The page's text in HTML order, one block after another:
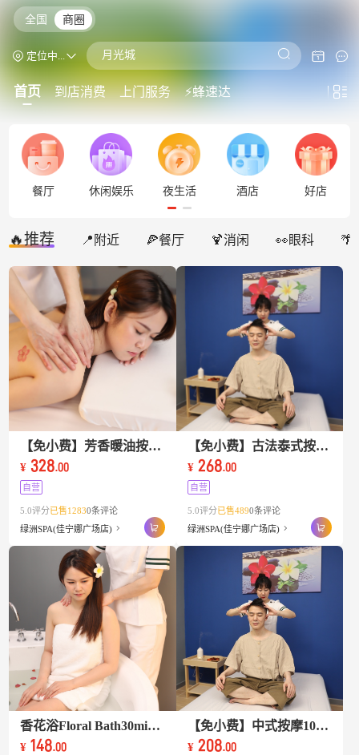
全国 商圈
定位中... 月光城
一家大细
按摩自助餐
温泉
首页 到店消费 上门服务 ⚡蜂速达
餐厅 休闲娱乐 夜生活 酒店 好店
🔥推荐 📍附近 🍕餐厅 🍹消闲 👀眼科 🌴
【免小费】芳香暖油按摩Warm Oil Massage 90 Mins + 糯米芒果饭+香兰茶
¥ 328.00
自营
5.0评分已售12830条评论
绿洲SPA(佳宁娜广场店)
【免小费】古法泰式按摩90Mins+糯米芒果饭+香兰茶
¥268.00
自营
5.0评分已售4890条评论
绿洲SPA(佳宁娜广场店)
香花浴Floral Bath30min+香兰茶+糯米芒果饭
¥ 148.00
【免小费】中式按摩100分钟+大堂2项+自助餐+净桑+留宿
¥208.00